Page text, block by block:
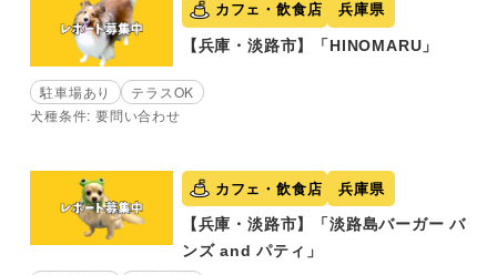
カフェ・飲食店 兵庫県
【兵庫・淡路市】「HINOMARU」
駐車場あり
テラスOK
犬種条件: 要問い合わせ
カフェ・飲食店 兵庫県
【兵庫・淡路市】「淡路島バーガー バ
ンズ and パティ」